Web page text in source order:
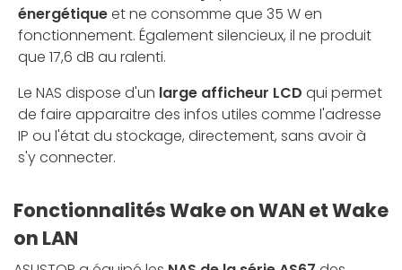
énergétiqueet ne consomme que 35 W en
fonctionnement. Également silencieux, il ne produit
que 17,6 dB au ralenti.
Le NAS dispose d'un large afficheur LCD qui permet
de faire apparaitre des infos utiles comme l'adresse
IP ou l'état du stockage, directement, sans avoir à
s'y connecter.
Fonctionnalités Wake on WAN et Wake
on LAN